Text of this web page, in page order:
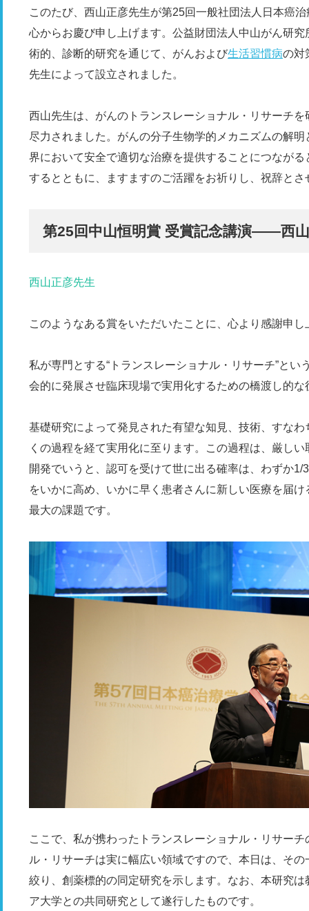
このたび、西山正彦先生が第25回一般社団法人日本癌
心からお慶び申し上げます。公益財団法人中山がん研
術的、診断的研究を通じて、がんおよび生活習慣病の対
先生によって設立されました。
西山先生は、がんのトランスレーショナル・リサーチ
尽力されました。がんの分子生物学的メカニズムの解
界において安全で適切な治療を提供することにつなが
するとともに、ますますのご活躍をお祈りし、祝辞とさ
第25回中山恒明賞 受賞記念講演——西
西山正彦先生
このようなある賞をいただいたことに、心より感謝申し
私が専門とする“トランスレーショナル・リサーチ”と
会的に発展させ臨床現場で実用化するための橋渡し的
基礎研究によって発見された有望な知見、技術、すな
くの過程を経て実用化に至ります。この過程は、厳し
開発でいうと、認可を受けて世に出る確率は、わずか
をいかに高め、いかに早く患者さんに新しい医療を届
最大の課題です。
ここで、私が携わったトランスレーショナル・リサー
ル・リサーチは実に幅広い領域ですので、本日は、そ
絞り、創薬標的の同定研究を示します。なお、本研究
ア大学との共同研究として遂行したものです。